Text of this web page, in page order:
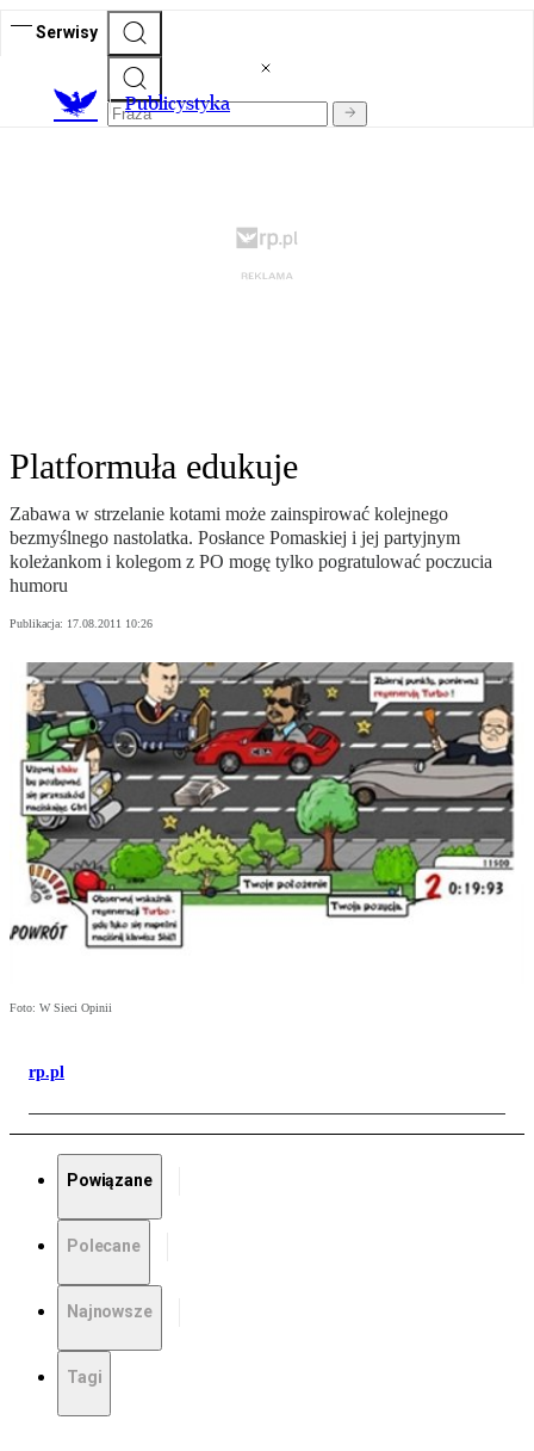
Serwisy
Publicystyka
Platformuła edukuje
Zabawa w strzelanie kotami może zainspirować kolejnego
bezmyślnego nastolatka. Posłance Pomaskiej i jej partyjnym
koleżankom i kolegom z PO mogę tylko pogratulować poczucia
humoru
Publikacja: 17.08.2011 10:26
Foto: W Sieci Opinii
rp.pl
Powiązane
Polecane
Najnowsze
Tagi